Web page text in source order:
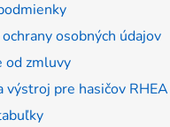
osobných údajov
od zmluvy
výstroj pre hasičov